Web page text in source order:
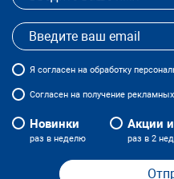
Я согласен на обработку
Согласен на получение
Новинки
раз в неделю
Акции
раз в 2